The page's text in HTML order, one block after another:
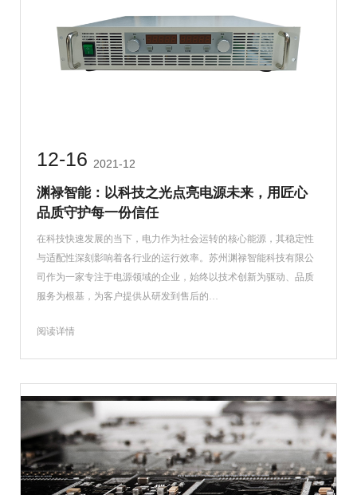
12-16 2021-12
渊禄智能：以科技之光点亮电源未来，用匠心
品质守护每一份信任
在科技快速发展的当下，电力作为社会运转的核心能源，其稳定性
与适配性深刻影响着各行业的运行效率。苏州渊禄智能科技有限公
司作为一家专注于电源领域的企业，始终以技术创新为驱动、品质
服务为根基，为客户提供从研发到售后的…
阅读详情